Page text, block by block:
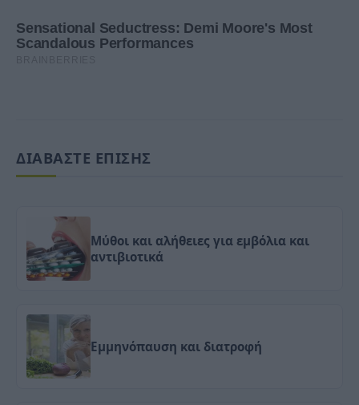
ΔΙΑΒΑΣΤΕ ΕΠΙΣΗΣ
Μύθοι και αλήθειες για εμβόλια και
αντιβιοτικά
Εμμηνόπαυση και διατροφή